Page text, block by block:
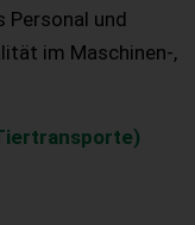
Personal und
im Maschinen-,